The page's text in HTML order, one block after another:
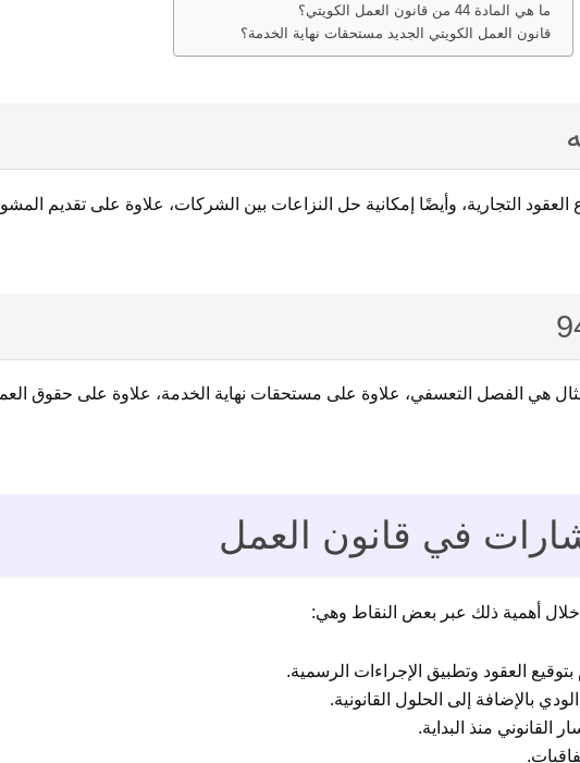
ما هي المادة 44 من قانون العمل الكويتي؟
قانون العمل الكويتي الجديد مستحقات نهاية الخدمة؟
العقود التجارية، وأيضًا إمكانية حل النزاعات بين الشركات، علاوة على تقديم
هي الفصل التعسفي، علاوة على مستحقات نهاية الخدمة، علاوة على حقوق
في قانون العمل
خلال أهمية ذلك عبر بعض النقاط وهي:
بتوقيع العقود وتطبيق الإجراءات الرسمية.
بالإضافة إلى الحلول القانونية.
القانوني منذ البداية.